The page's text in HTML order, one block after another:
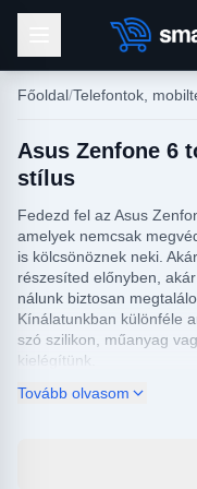
Főoldal Telefontok,
Asus Zenfone 6
stílus
Fedezd fel az Asus
amelyek nemcsak
is kölcsönöznek neki.
részesíted előnyben,
nálunk biztosan
Kínálatunkban különféle
szó szilikon, műanyag
kielégítünk.
Az Asus Zenfone 6
hanem kiemelkedő
védi telefonodat a
károktól. Ne hagyd,
Tovább olvasom